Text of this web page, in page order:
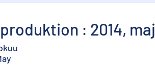
: 2014, maj